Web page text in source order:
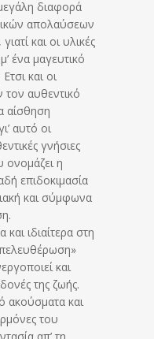
διαφορά
απολαύσεων
και οι υλικές
ένα μαγευτικό
και οι
τον αυθεντικό
αίσθηση
αυτό οι
γνήσιες
ονομάζει η
επιδοκιμασία
και σύμφωνα
ιδιαίτερα στη
και
της ζωής.
ακούσματα και
του